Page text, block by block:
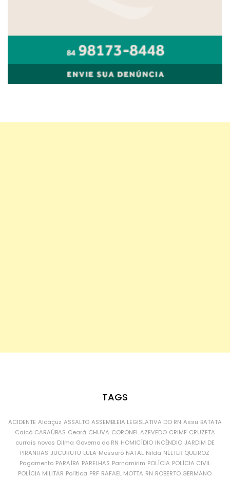
TAGS
ACIDENTE Alcaçuz ASSALTO ASSEMBLEIA LEGISLATIVA DO RN Assu BATATA
Caicó CARAÚBAS Ceará CHUVA CORONEL AZEVEDO CRIME CRUZETA
currais novos Dilma Governo do RN HOMICÍDIO INCÊNDIO JARDIM DE
PIRANHAS JUCURUTU LULA Mossoró NATAL Nilda NÉLTER QUEIROZ
Pagamento PARAÍBA PARELHAS Parnamirim POLÍCIA POLÍCIA CIVIL
POLÍCIA MILITAR Política PRF RAFAEL MOTTA RN ROBERTO GERMANO